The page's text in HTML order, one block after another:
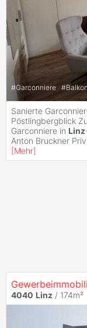
#Garconniere #Balkon
Sanierte
Pöstlingbergblick
Garconniere in Linz
Anton Bruckner
[Mehr]
4040 Linz / 174m²